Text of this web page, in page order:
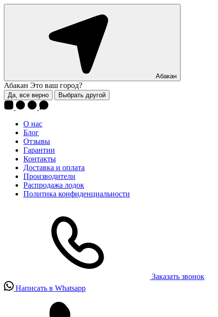
Абакан
Абакан Это ваш город?
Да, все верно Выбрать другой
О нас
Блог
Отзывы
Гарантии
Контакты
Доставка и оплата
Производители
Распродажа лодок
Политика конфиденциальности
Заказать звонок
Написать в Whatsapp